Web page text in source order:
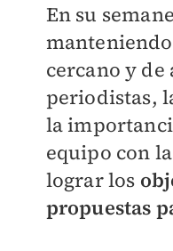
En su
cercano y
periodistas,
la
equipo con
lograr los
propuestas